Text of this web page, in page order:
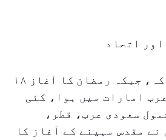
اور اتحاد
دلچسپ بات یہ ہے کہ، جبکہ رمضان کا آغاز ۱۸
امارات میں ہوا، کئی
سعودی عرب، قطر،
مقدس مہینے کے آغاز کا